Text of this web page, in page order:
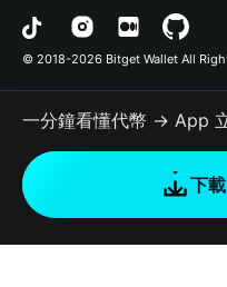
工作機會
DApp
RWA
如何購買加密貨幣
批次轉帳
Bitcoin
Polygon
用戶使用協議
© 2018-2026 Bitget Wallet All
一分鐘看懂代幣 → App
下